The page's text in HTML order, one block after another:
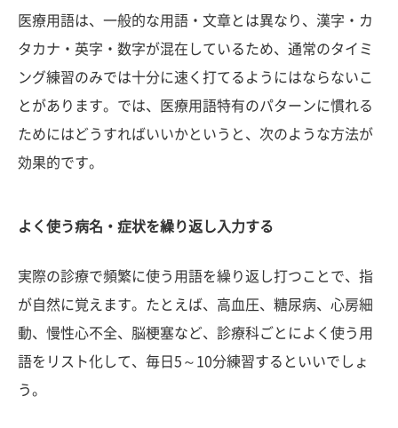
医療用語は、一般的な用語・文章とは異なり、漢字・カ
タカナ・英字・数字が混在しているため、通常のタイミ
ング練習のみでは十分に速く打てるようにはならないこ
とがあります。では、医療用語特有のパターンに慣れる
ためにはどうすればいいかというと、次のような方法が
効果的です。
よく使う病名・症状を繰り返し入力する
実際の診療で頻繁に使う用語を繰り返し打つことで、指
が自然に覚えます。たとえば、高血圧、糖尿病、心房細
動、慢性心不全、脳梗塞など、診療科ごとによく使う用
語をリスト化して、毎日5～10分練習するといいでしょ
う。